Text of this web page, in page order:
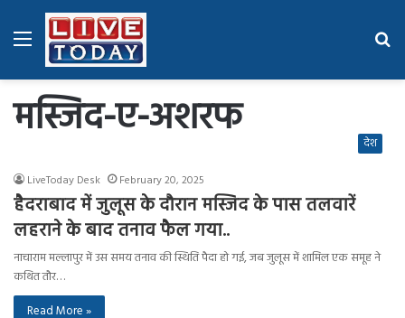
Menu
मस्जिद-ए-अशरफ देश
LiveToday Desk February 20, 2025
हैदराबाद में जुलूस के दौरान मस्जिद के पास तलवारें
लहराने के बाद तनाव फैल गया..
नाचाराम मल्लापुर में उस समय तनाव की स्थिति पैदा हो गई, जब जुलूस में शामिल एक समूह ने
कथित तौर…
Read More »